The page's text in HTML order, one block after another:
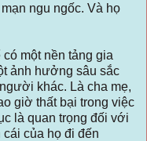
ngu ngốc. Và họ
một nền tảng gia
ảnh hưởng sâu sắc
khác. Là cha mẹ,
giờ thất bại trong việc
là quan trọng đối với
của họ đi đến